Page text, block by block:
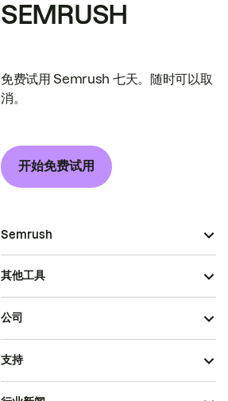
SEMRUSH
免费试用 Semrush 七天。随时可以取
消。
开始免费试用
Semrush
其他工具
公司
支持